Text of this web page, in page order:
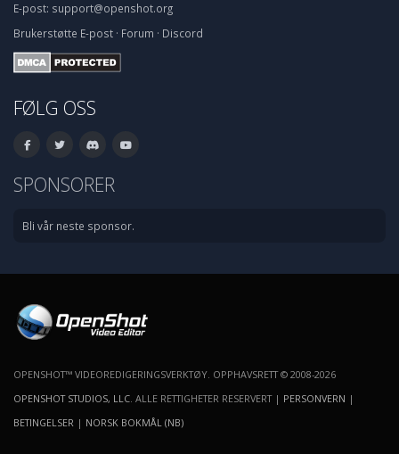
E-post: support@openshot.org
Brukerstøtte E-post · Forum · Discord
FØLG OSS
SPONSORER
Bli vår neste sponsor.
OPENSHOT™ VIDEOREDIGERINGSVERKTØY. OPPHAVSRETT © 2008-2026
OPENSHOT STUDIOS, LLC . ALLE RETTIGHETER RESERVERT | PERSONVERN |
BETINGELSER | NORSK BOKMÅL (NB)